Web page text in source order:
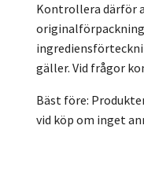
Kontrollera därför
gäller. Vid frågor
Bäst före:
vid köp om inget